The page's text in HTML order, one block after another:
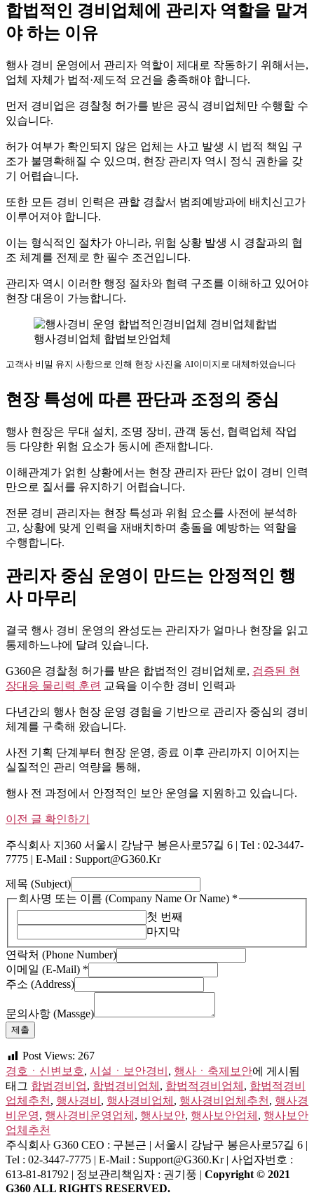
합법적인 경비업체에 관리자 역할을 맡겨
야 하는 이유
행사 경비 운영에서 관리자 역할이 제대로 작동하기 위해서는,
업체 자체가 법적·제도적 요건을 충족해야 합니다.
먼저 경비업은 경찰청 허가를 받은 공식 경비업체만 수행할 수
있습니다.
허가 여부가 확인되지 않은 업체는 사고 발생 시 법적 책임 구
조가 불명확해질 수 있으며, 현장 관리자 역시 정식 권한을 갖
기 어렵습니다.
또한 모든 경비 인력은 관할 경찰서 범죄예방과에 배치신고가
이루어져야 합니다.
이는 형식적인 절차가 아니라, 위험 상황 발생 시 경찰과의 협
조 체계를 전제로 한 필수 조건입니다.
관리자 역시 이러한 행정 절차와 협력 구조를 이해하고 있어야
현장 대응이 가능합니다.
고객사 비밀 유지 사항으로 인해 현장 사진을 AI이미지로 대체하였습니다
현장 특성에 따른 판단과 조정의 중심
행사 현장은 무대 설치, 조명 장비, 관객 동선, 협력업체 작업
등 다양한 위험 요소가 동시에 존재합니다.
이해관계가 얽힌 상황에서는 현장 관리자 판단 없이 경비 인력
만으로 질서를 유지하기 어렵습니다.
전문 경비 관리자는 현장 특성과 위험 요소를 사전에 분석하
고, 상황에 맞게 인력을 재배치하며 충돌을 예방하는 역할을
수행합니다.
관리자 중심 운영이 만드는 안정적인 행
사 마무리
결국 행사 경비 운영의 완성도는 관리자가 얼마나 현장을 읽고
통제하느냐에 달려 있습니다.
G360은 경찰청 허가를 받은 합법적인 경비업체로, 검증된 현
장대응 물리력 훈련 교육을 이수한 경비 인력과
다년간의 행사 현장 운영 경험을 기반으로 관리자 중심의 경비
체계를 구축해 왔습니다.
사전 기획 단계부터 현장 운영, 종료 이후 관리까지 이어지는
실질적인 관리 역량을 통해,
행사 전 과정에서 안정적인 보안 운영을 지원하고 있습니다.
이전 글 확인하기
주식회사 지360 서울시 강남구 봉은사로57길 6 | Tel : 02-3447-
7775 | E-Mail : Support@g360.kr
제목 (Subject)
회사명 또는 이름 (Company Name Or Name) *
첫 번째
마지막
연락처 (Phone Number)
이메일 (E-Mail) *
주소 (Address)
락
처
목
(Address)
문의사항 (Massge)
제출
Post Views: 267
경호ㆍ신변보호, 시설ㆍ보안경비 , 행사ㆍ축제보안에 게시됨
태그 합법경비업, 합법경비업체 , 합법적경비업체 , 합법적경비
업체추천 , 행사경비 , 행사경비업체 , 행사경비업체추천 , 행사경
비운영, 행사경비운영업체 , 행사보안, 행사보안업체 , 행사보안
업체추천
주식회사 G360 CEO : 구본근 | 서울시 강남구 봉은사로57길 6 |
Tel : 02-3447-7775 | E-Mail : Support@g360.kr | 사업자번호 :
613-81-81792 | 정보관리책임자 : 권기풍 | Copyright © 2021
G360 ALL RIGHTS RESERVED.